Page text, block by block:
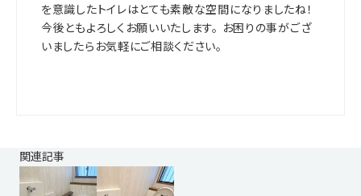
を意識したトイレはとても素敵な空間になりましたね！
今後ともよろしくお願いいたします。 お困りの事がござ
いましたらお気軽にご相談ください。
関連記事